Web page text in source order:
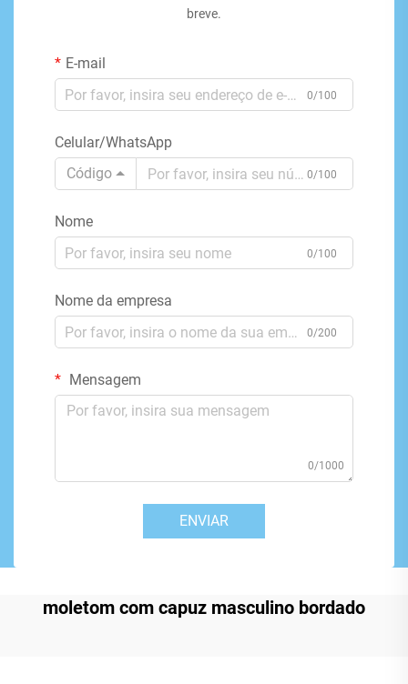
breve.
E-mail
0/100
Celular/WhatsApp
Código
0/100
Nome
0/100
Nome da empresa
0/200
Mensagem
0/1000
ENVIAR
moletom com capuz masculino bordado